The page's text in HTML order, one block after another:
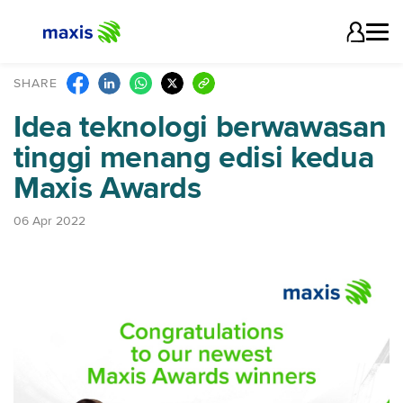
SHARE
Idea teknologi berwawasan
tinggi menang edisi kedua
Maxis Awards
06 Apr 2022